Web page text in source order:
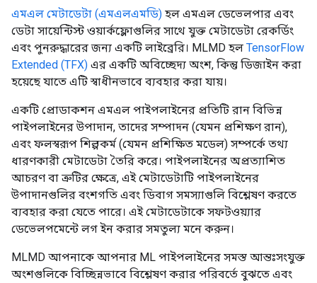
এমএল মেটাডেটা (এমএলএমডি) হল এমএল ডেভেলপার এবং
ডেটা সায়েন্টিস্ট ওয়ার্কফ্লোগুলির সাথে যুক্ত মেটাডেটা রেকর্ডিং
এবং পুনরুদ্ধারের জন্য একটি লাইব্রেরি। MLMD হল TensorFlow
Extended (TFX) এর একটি অবিচ্ছেদ্য অংশ, কিন্তু ডিজাইন করা
হয়েছে যাতে এটি স্বাধীনভাবে ব্যবহার করা যায়।
একটি প্রোডাকশন এমএল পাইপলাইনের প্রতিটি রান বিভিন্ন
পাইপলাইনের উপাদান, তাদের সম্পাদন (যেমন প্রশিক্ষণ রান),
এবং ফলস্বরূপ শিল্পকর্ম (যেমন প্রশিক্ষিত মডেল) সম্পর্কে তথ্য
ধারণকারী মেটাডেটা তৈরি করে। পাইপলাইনের অপ্রত্যাশিত
আচরণ বা ত্রুটির ক্ষেত্রে, এই মেটাডেটাটি পাইপলাইনের
উপাদানগুলির বংশগতি এবং ডিবাগ সমস্যাগুলি বিশ্লেষণ করতে
ব্যবহার করা যেতে পারে। এই মেটাডেটাকে সফটওয়্যার
ডেভেলপমেন্টে লগ ইন করার সমতুল্য মনে করুন।
MLMD আপনাকে আপনার ML পাইপলাইনের সমস্ত আন্তঃসংযুক্ত
অংশগুলিকে বিচ্ছিন্নভাবে বিশ্লেষণ করার পরিবর্তে বুঝতে এবং